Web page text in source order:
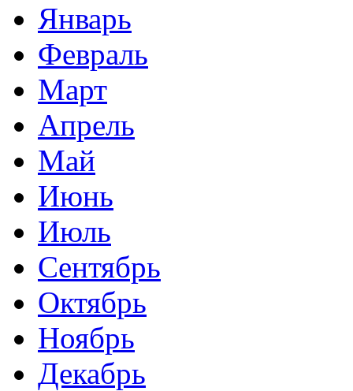
Январь
Февраль
Март
Апрель
Май
Июнь
Июль
Сентябрь
Октябрь
Ноябрь
Декабрь